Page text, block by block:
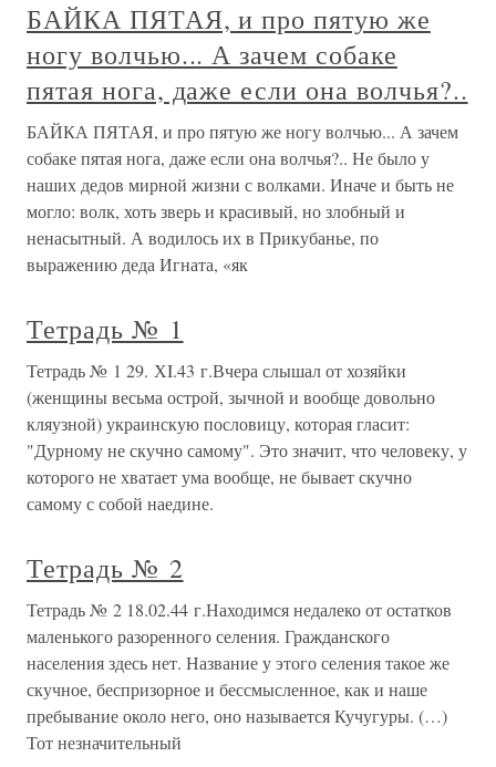
БАЙКА ПЯТАЯ, и про пятую же
ногу волчью... А зачем собаке
пятая нога, даже если она волчья?..
БАЙКА ПЯТАЯ, и про пятую же ногу волчью... А зачем
собаке пятая нога, даже если она волчья?.. Не было у
наших дедов мирной жизни с волками. Иначе и быть не
могло: волк, хоть зверь и красивый, но злобный и
ненасытный. А водилось их в Прикубанье, по
выражению деда Игната, «як
Тетрадь № 1
Тетрадь № 1 29. ХI.43 г.Вчера слышал от хозяйки
(женщины весьма острой, зычной и вообще довольно
кляузной) украинскую пословицу, которая гласит:
"Дурному не скучно самому". Это значит, что человеку, у
которого не хватает ума вообще, не бывает скучно
самому с собой наедине.
Тетрадь № 2
Тетрадь № 2 18.02.44 г.Находимся недалеко от остатков
маленького разоренного селения. Гражданского
населения здесь нет. Название у этого селения такое же
скучное, беспризорное и бессмысленное, как и наше
пребывание около него, оно называется Кучугуры. (…)
Тот незначительный